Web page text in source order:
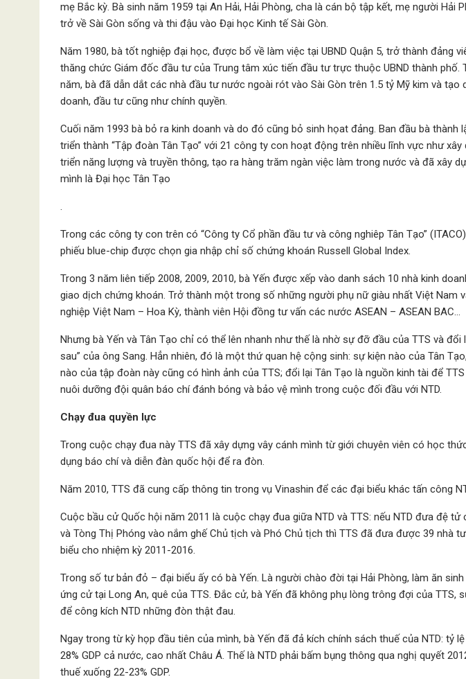
mẹ Bắc kỳ. Bà sinh năm 1959 tại An Hải, Hải Phòng, cha là cán bộ tập kết, mẹ người Hải
trở về Sài Gòn sống và thi đậu vào Đại học Kinh tế Sài Gòn.
Năm 1980, bà tốt nghiệp đại học, được bổ về làm việc tại UBND Quận 5, trở thành đảng
thăng chức Giám đốc đầu tư của Trung tâm xúc tiến đầu tư trực thuộc UBND thành phố.
năm, bà đã dẫn dắt các nhà đầu tư nước ngoài rót vào Sài Gòn trên 1.5 tỷ Mỹ kim và tạo
doanh, đầu tư cũng như chính quyền.
Cuối năm 1993 bà bỏ ra kinh doanh và do đó cũng bỏ sinh họat đảng. Ban đầu bà thành
triển thành “Tập đoàn Tân Tạo” với 21 công ty con hoạt động trên nhiều lĩnh vực như
triển năng lượng và truyền thông, tạo ra hàng trăm ngàn việc làm trong nước và đã xây
mình là Đại học Tân Tạo
.
Trong các công ty con trên có “Công ty Cổ phần đầu tư và công nghiêp Tân Tạo”
phiếu blue-chip được chọn gia nhập chỉ số chứng khoán Russell Global Index.
Trong 3 năm liên tiếp 2008, 2009, 2010, bà Yến được xếp vào danh sách 10 nhà kinh
giao dịch chứng khoán. Trở thành một trong số những người phụ nữ giàu nhất Việt Nam
nghiệp Việt Nam – Hoa Kỳ, thành viên Hội đồng tư vấn các nước ASEAN – ASEAN BAC…
Nhưng bà Yến và Tân Tạo chỉ có thể lên nhanh như thế là nhờ sự đỡ đầu của TTS và đổi
sau” của ông Sang. Hẳn nhiên, đó là một thứ quan hệ cộng sinh: sự kiện nào của Tân
nào của tập đoàn này cũng có hình ảnh của TTS; đổi lại Tân Tạo là nguồn kinh tài để
nuôi dưỡng đội quân báo chí đánh bóng và bảo vệ mình trong cuộc đối đầu với NTD.
Chạy đua quyền lực
Trong cuộc chạy đua này TTS đã xây dựng vây cánh mình từ giới chuyên viên có học
dụng báo chí và diễn đàn quốc hội để ra đòn.
Năm 2010, TTS đã cung cấp thông tin trong vụ Vinashin để các đại biểu khác tấn công
Cuộc bầu cử Quốc hội năm 2011 là cuộc chạy đua giữa NTD và TTS: nếu NTD đưa đệ tử
và Tòng Thị Phóng vào nắm ghế Chủ tịch và Phó Chủ tịch thì TTS đã đưa được 39 nhà
biểu cho nhiệm kỳ 2011-2016.
Trong số tư bản đỏ – đại biểu ấy có bà Yến. Là người chào đời tại Hải Phòng, làm ăn
ứng cử tại Long An, quê của TTS. Đắc cử, bà Yến đã không phụ lòng trông đợi của TTS,
để công kích NTD những đòn thật đau.
Ngay trong từ kỳ họp đầu tiên của mình, bà Yến đã đả kích chính sách thuế của NTD: tỷ
28% GDP cả nước, cao nhất Châu Á. Thế là NTD phải bấm bụng thông qua nghị quyết
thuế xuống 22-23% GDP.